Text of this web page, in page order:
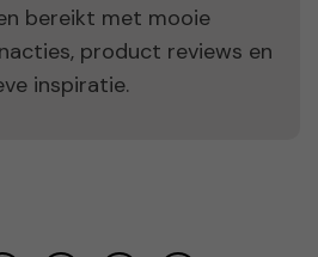
bereikt met mooie
product reviews en
inspiratie.